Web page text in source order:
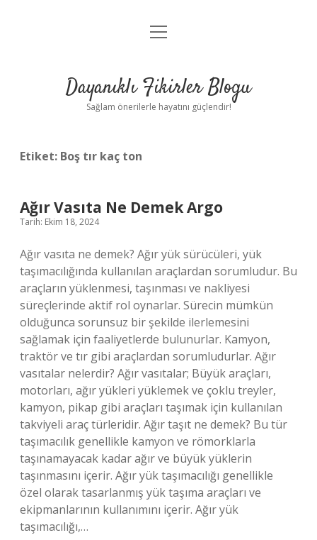
Anasayfa
Yasal Uyarı
menüyü
Dayanıklı Fikirler Blogu
Sağlam önerilerle hayatını güçlendir!
Etiket: Boş tır kaç ton
Ağır Vasıta Ne Demek Argo
Tarih: Ekim 18, 2024
Ağır vasıta ne demek? Ağır yük sürücüleri, yük
taşımacılığında kullanılan araçlardan sorumludur. Bu
araçların yüklenmesi, taşınması ve nakliyesi
süreçlerinde aktif rol oynarlar. Sürecin mümkün
olduğunca sorunsuz bir şekilde ilerlemesini
sağlamak için faaliyetlerde bulunurlar. Kamyon,
traktör ve tır gibi araçlardan sorumludurlar. Ağır
vasıtalar nelerdir? Ağır vasıtalar; Büyük araçları,
motorları, ağır yükleri yüklemek ve çoklu treyler,
kamyon, pikap gibi araçları taşımak için kullanılan
takviyeli araç türleridir. Ağır taşıt ne demek? Bu tür
taşımacılık genellikle kamyon ve römorklarla
taşınamayacak kadar ağır ve büyük yüklerin
taşınmasını içerir. Ağır yük taşımacılığı genellikle
özel olarak tasarlanmış yük taşıma araçları ve
ekipmanlarının kullanımını içerir. Ağır yük
taşımacılığı,…